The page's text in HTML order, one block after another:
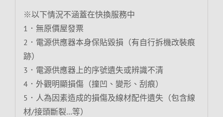
※以下情況不涵蓋在快換服務中
1．無原價屋發票
2．電源供應器本身保貼毀損（有自行拆機改裝痕
跡）
3．電源供應器上的序號遺失或辨識不清
4．外觀明顯損傷（撞凹、變形、刮痕）
5．人為因素造成的損傷及線材配件遺失（包含線
材/接頭斷裂…等）